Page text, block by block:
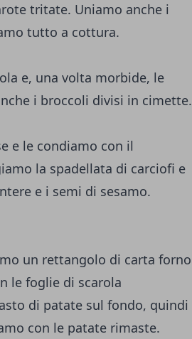
tritate. Uniamo anche i
tutto a cottura.
e, una volta morbide, le
i broccoli divisi in cimette.
e le condiamo con il
la spadellata di carciofi e
e i semi di sesamo.
un rettangolo di carta forno
le foglie di scarola
di patate sul fondo, quindi
con le patate rimaste.